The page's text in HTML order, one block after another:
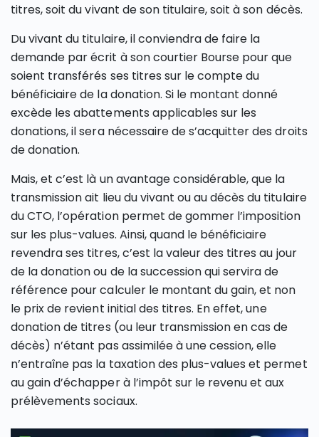
titres, soit du vivant de son titulaire, soit à son décès.
Du vivant du titulaire, il conviendra de faire la
demande par écrit à son courtier Bourse pour que
soient transférés ses titres sur le compte du
bénéficiaire de la donation. Si le montant donné
excède les abattements applicables sur les
donations, il sera nécessaire de s’acquitter des droits
de donation.
Mais, et c’est là un avantage considérable, que la
transmission ait lieu du vivant ou au décès du titulaire
du CTO, l’opération permet de gommer l’imposition
sur les plus-values. Ainsi, quand le bénéficiaire
revendra ses titres, c’est la valeur des titres au jour
de la donation ou de la succession qui servira de
référence pour calculer le montant du gain, et non
le prix de revient initial des titres. En effet, une
donation de titres (ou leur transmission en cas de
décès) n’étant pas assimilée à une cession, elle
n’entraîne pas la taxation des plus-values et permet
au gain d’échapper à l’impôt sur le revenu et aux
prélèvements sociaux.